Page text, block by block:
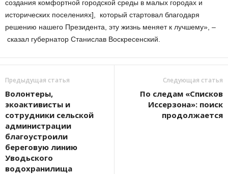
создания комфортной городской среды в малых городах и
исторических поселениях], который стартовал благодаря
решению нашего Президента, эту жизнь меняет к лучшему», –
сказал губернатор Станислав Воскресенский.
Предыдущая статья
Волонтеры,
экоактивисты и
сотрудники сельской
администрации
благоустроили
береговую линию
Уводьского
водохранилища
Следующая статья
По следам «Списков
Иссерзона»: поиск
продолжается